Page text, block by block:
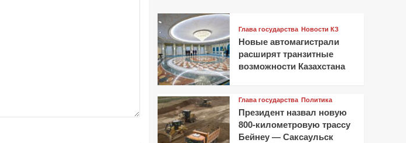
Глава государства Новости КЗ
Новые автомагистрали
расширят транзитные
возможности Казахстана
Глава государства Политика
Президент назвал новую
800-километровую трассу
Бейнеу — Саксаульск